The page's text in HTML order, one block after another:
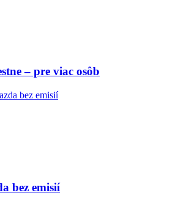
– pre viac osôb
bez emisií